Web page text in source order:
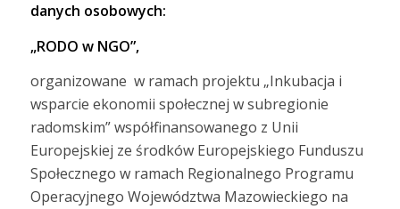
danych osobowych:
„RODO w NGO”,
organizowane w ramach projektu „Inkubacja i
wsparcie ekonomii społecznej w subregionie
radomskim” współfinansowanego z Unii
Europejskiej ze środków Europejskiego Funduszu
Społecznego w ramach Regionalnego Programu
Operacyjnego Województwa Mazowieckiego na